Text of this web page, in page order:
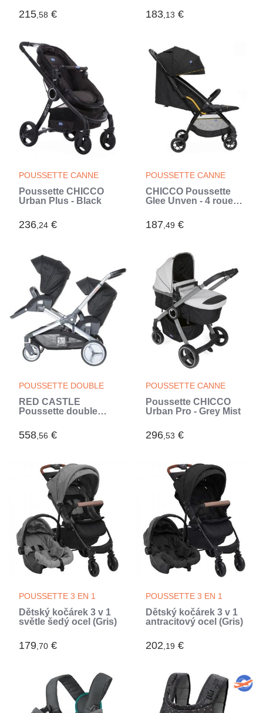
215,58 € 183,13 €
POUSSETTE CANNE
Poussette CHICCO
Urban Plus - Black
236,24 €
POUSSETTE CANNE
CHICCO Poussette
Glee Unven - 4 roues -
187,49 €
POUSSETTE DOUBLE
RED CASTLE
Poussette double
naissance - Jusqu'a
15kg - Dossier
558,56 €
POUSSETTE CANNE
Poussette CHICCO
Urban Pro - Grey Mist
296,53 €
POUSSETTE 3 EN 1
Dětský kočárek 3 v 1
světle šedý ocel (Gris)
179,70 €
POUSSETTE 3 EN 1
Dětský kočárek 3 v 1
antracitový ocel (Gris)
202,19 €